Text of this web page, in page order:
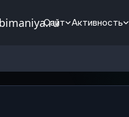
Сайт Активность